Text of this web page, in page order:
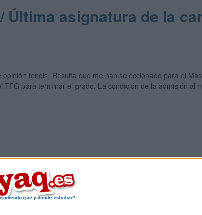
asignatura de la
tenéis. Resulta que me han seleccionado para el
para terminar el grado. La condición de la admisión al